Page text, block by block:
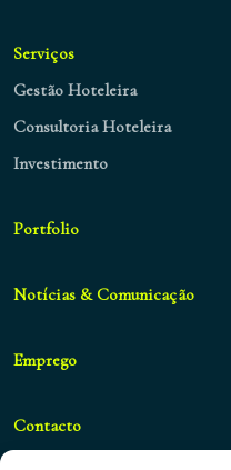
Serviços
Gestão Hoteleira
Consultoria Hoteleira
Investimento
Portfolio
Notícias & Comunicação
Emprego
Contacto